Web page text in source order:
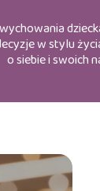
w stylu
o siebie i swoich